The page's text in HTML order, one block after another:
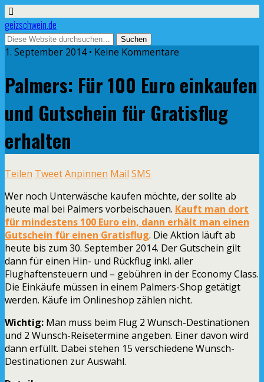
geizschwein.de
1. September 2014 • Keine Kommentare
Palmers: Für 100 Euro einkaufen
und Gutschein für Gratisflug
erhalten
Teilen TweetAnpinnen Mail SMS
Wer noch Unterwäsche kaufen möchte, der sollte ab
heute mal bei Palmers vorbeischauen. Kauft man dort
für mindestens 100 Euro ein, dann erhält man einen
Gutschein für einen Gratisflug. Die Aktion läuft ab
heute bis zum 30. September 2014. Der Gutschein gilt
dann für einen Hin- und Rückflug inkl. aller
Flughaftensteuern und – gebühren in der Economy Class.
Die Einkäufe müssen in einem Palmers-Shop getätigt
werden. Käufe im Onlineshop zählen nicht.
Wichtig: Man muss beim Flug 2 Wunsch-Destinationen
und 2 Wunsch-Reisetermine angeben. Einer davon wird
dann erfüllt. Dabei stehen 15 verschiedene Wunsch-
Destinationen zur Auswahl.